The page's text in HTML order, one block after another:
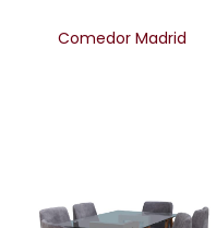
Comedor Madrid